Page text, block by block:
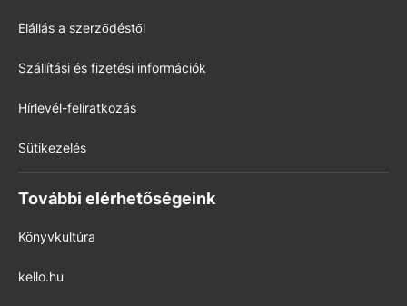
Elállás a szerződéstől
Szállítási és fizetési információk
Hírlevél-feliratkozás
Sütikezelés
További elérhetőségeink
Könyvkultúra
kello.hu